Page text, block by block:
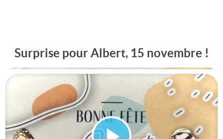
Surprise pour Albert, 15 novembre !